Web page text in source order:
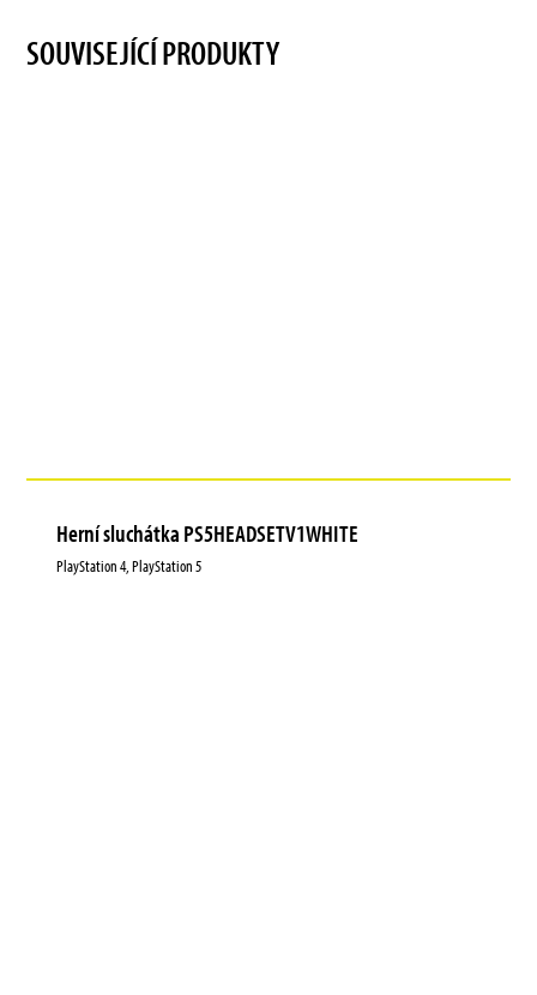
SOUVISEJÍCÍ PRODUKTY
Herní sluchátka PS5HEADSETV1WHITE
PlayStation 4, PlayStation 5